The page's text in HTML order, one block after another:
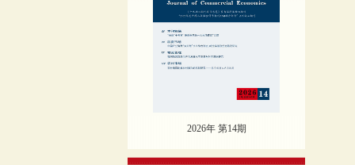
2026年 第14期